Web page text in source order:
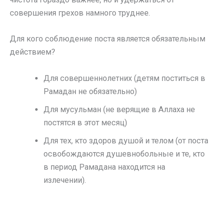
совершения грехов намного труднее.
Для кого соблюдение поста является обязательным
действием?
Для совершеннолетних (детям поститься в
Рамадан не обязательно)
Для мусульман (не верящие в Аллаха не
постятся в этот месяц)
Для тех, кто здоров душой и телом (от поста
освобождаются душевнобольные и те, кто
в период Рамадана находится на
излечении).